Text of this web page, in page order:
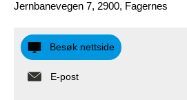
Jernbanevegen 7, 2900, Fagernes
Besøk nettside
E-post